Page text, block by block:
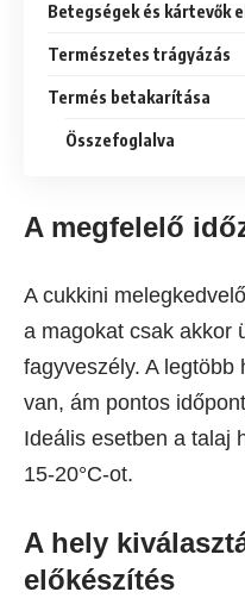
Betegségek és kártevők
Természetes trágyázás
Termés betakarítása
Összefoglalva
A megfelelő
A cukkini
a magokat csak akkor
fagyveszély. A legtöbb
van, ám pontos
Ideális esetben a talaj
15-20°C-ot.
A hely
előkészítés